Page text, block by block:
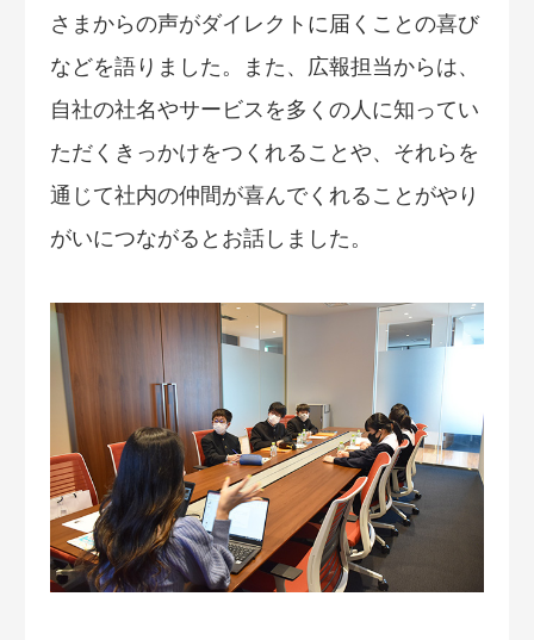
さまからの声がダイレクトに届くことの喜び
などを語りました。また、広報担当からは、
自社の社名やサービスを多くの人に知ってい
ただくきっかけをつくれることや、それらを
通じて社内の仲間が喜んでくれることがやり
がいにつながるとお話しました。